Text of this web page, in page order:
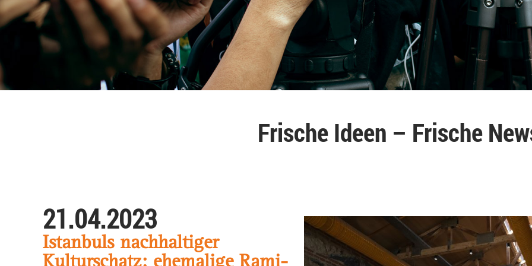
Frische Ideen – Frische
21.04.2023
Istanbuls nachhaltiger
Kulturschatz: ehemalige Rami-